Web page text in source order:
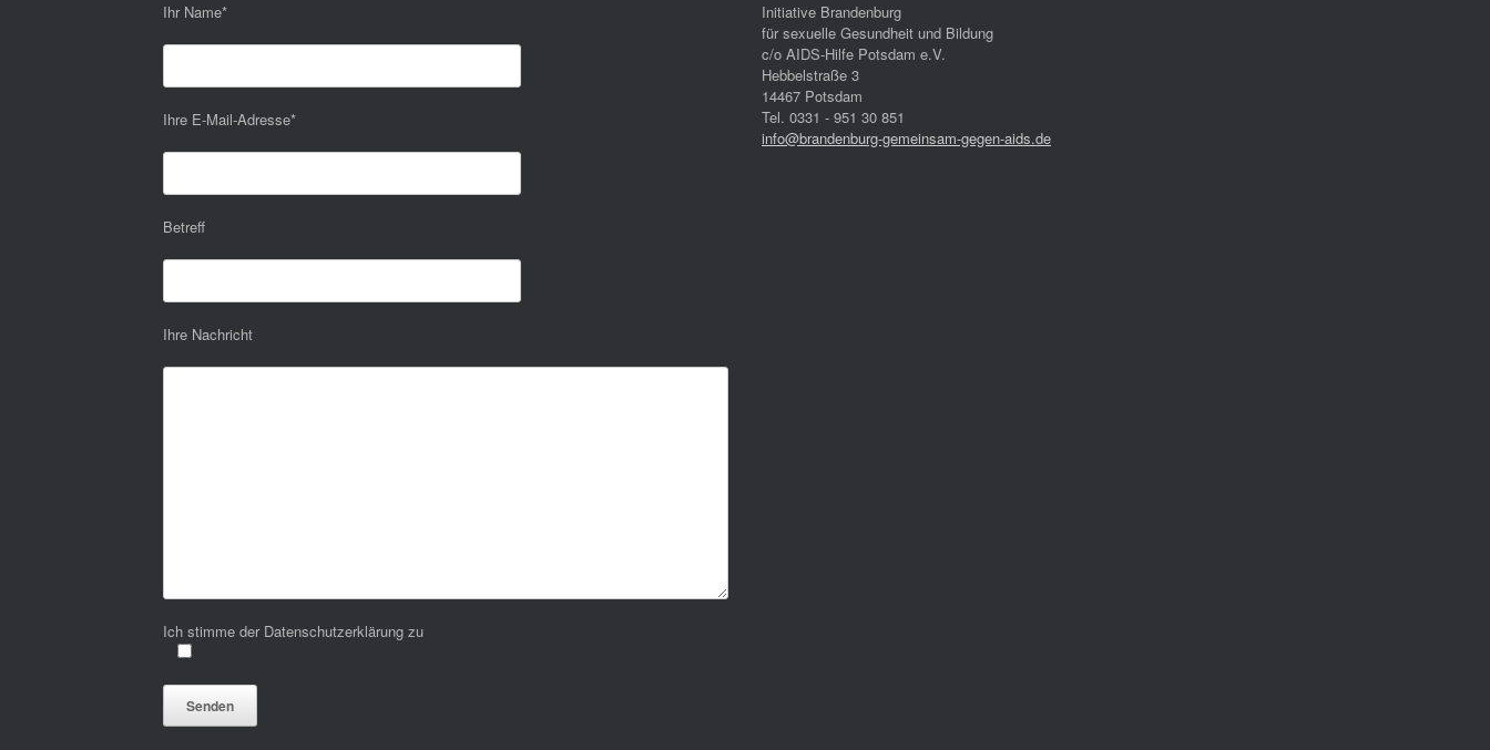
Ihr Name*
Ihre E-Mail-Adresse*
Betreff
Ihre Nachricht
Ich stimme der Datenschutzerklärung zu
Bitte lasse dieses Feld leer.
Initiative Brandenburg
für sexuelle Gesundheit und Bildung
c/o AIDS-Hilfe Potsdam e.V.
Hebbelstraße 3
14467 Potsdam
Tel. 0331 - 951 30 851
info@brandenburg-gemeinsam-gegen-aids.de